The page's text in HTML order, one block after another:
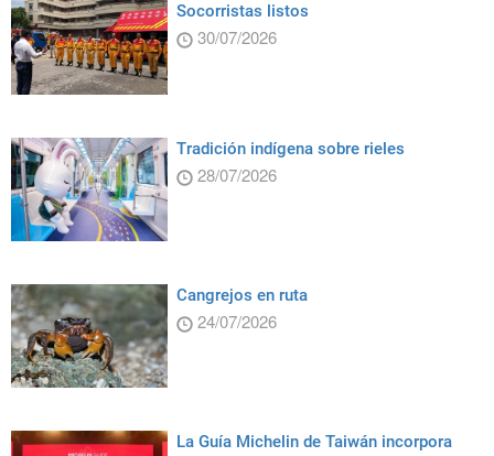
Socorristas listos
30/07/2026
Tradición indígena sobre rieles
28/07/2026
Cangrejos en ruta
24/07/2026
La Guía Michelin de Taiwán incorpora